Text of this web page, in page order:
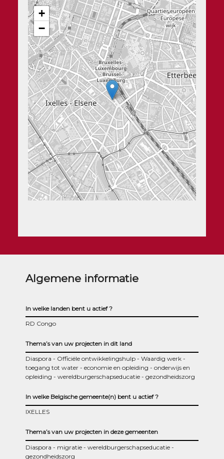
+
−
Algemene informatie
In welke landen bent u actief ?
RD Congo
Thema’s van uw projecten in dit land
Diaspora Officiële ontwikkelingshulp
Waardig werk
toegang tot water
economie en opleiding
onderwijs en
opleiding
wereldburgerschapseducatie gezondheidszorg
In welke Belgische gemeente(n) bent u actief ?
IXELLES
Thema’s van uw projecten in deze gemeenten
Diaspora migratie
wereldburgerschapseducatie
gezondheidszorg